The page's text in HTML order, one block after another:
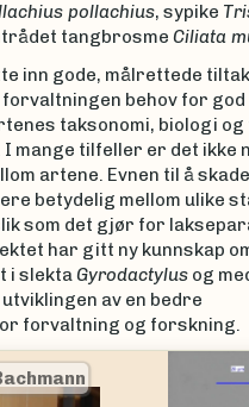
pollachius, sypike
tangbrosme Ciliata
inn gode, målrettede
behov for god
taksonomi, biologi og
mange tilfeller er det ikke
artene. Evnen til å
betydelig mellom ulike
som det gjør for
har gitt ny kunnskap
i slekta Gyrodactylus og
av en bedre
forvaltning og forskning.
|